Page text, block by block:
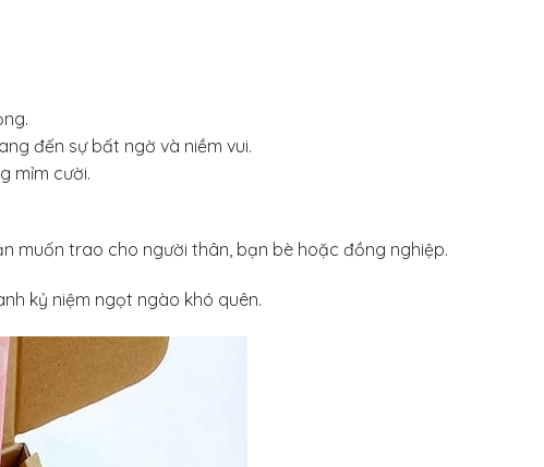
đến sự bất ngờ và niềm vui.
mỉm cười.
muốn trao cho người thân, bạn bè hoặc đồng nghiệp.
kỷ niệm ngọt ngào khó quên.